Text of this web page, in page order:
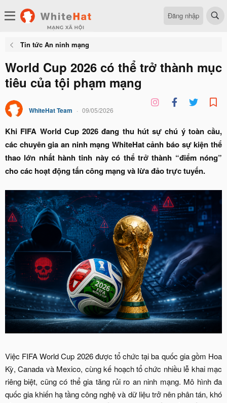
Đăng nhập
Tin tức An ninh mạng
World Cup 2026 có thể trở thành mục
tiêu của tội phạm mạng
WhiteHat Team 09/05/2026
Khi FIFA World Cup 2026 đang thu hút sự chú ý toàn cầu,
các chuyên gia an ninh mạng WhiteHat cảnh báo sự kiện thể
thao lớn nhất hành tinh này có thể trở thành “điểm nóng”
cho các hoạt động tấn công mạng và lừa đảo trực tuyến.
Việc FIFA World Cup 2026 được tổ chức tại ba quốc gia gồm Hoa
Kỳ, Canada và Mexico, cùng kế hoạch tổ chức nhiều lễ khai mạc
riêng biệt, cũng có thể gia tăng rủi ro an ninh mạng. Mô hình đa
quốc gia khiến hạ tầng công nghệ và dữ liệu trở nên phân tán, khó